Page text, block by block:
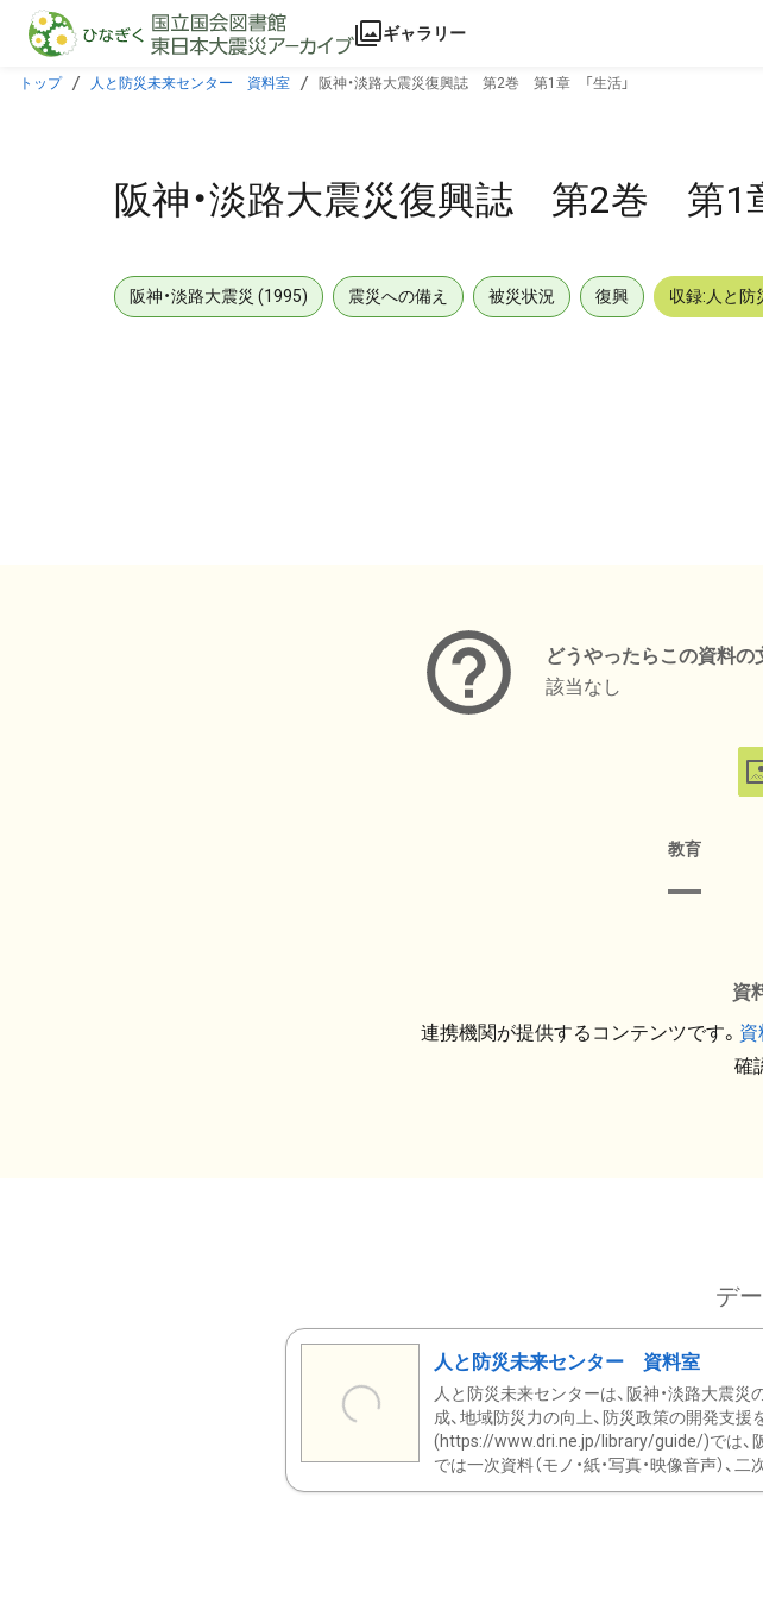
本文に飛ぶ
ギャラリー
トップ 人と防災未来センター 資料室 阪神・淡路大震災復興誌 第2巻 第1章 「生活」
阪神・淡路大震災復興誌 第2巻 第1
阪神・淡路大震災 (1995) 震災への備え 被災状況 復興 収録:人と
どうやったらこの資料の
該当なし
教育
資
連携機関が提供するコンテンツです。
確
デ
人と防災未来センター 資料室
人と防災未来センターは、阪神・淡路大震
成、地域防災力の向上、防災政策の開発支
(https://www.dri.ne.jp/library/guide/)では、
では一次資料（モノ・紙・写真・映像音声）、二